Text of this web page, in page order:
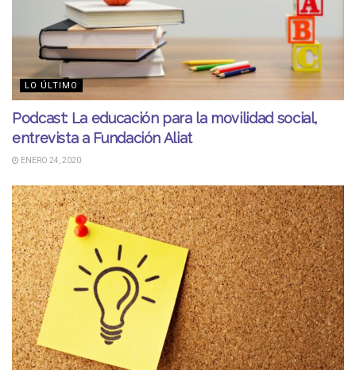
LO ÚLTIMO
Podcast: La educación para la movilidad social,
entrevista a Fundación Aliat
ENERO 24, 2020